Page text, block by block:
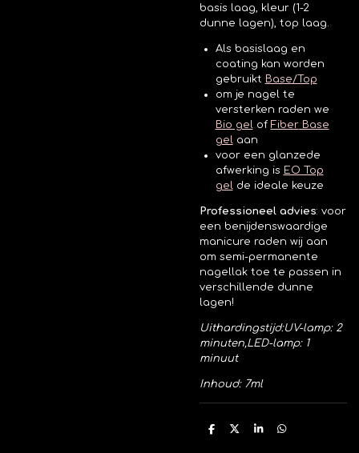
basis laag, kleur (1-2
dunne lagen), top laag.
Als basislaag en
coating kan worden
gebruikt Base/Top
om je nagel te
versterken raden we
Bio gel of FiberBase
gel aan
voor een glanzede
afwerking is EO Top
gel de ideale keuze
Professioneel advies: voor
een benijdenswaardige
manicure raden wij aan
om semi-permanente
nagellak toe te passen in
verschillende dunne
lagen!
Uithardingstijd:UV-lamp: 2
minuten,LED-lamp: 1
minuut
Inhoud: 7ml
D
D
S
D